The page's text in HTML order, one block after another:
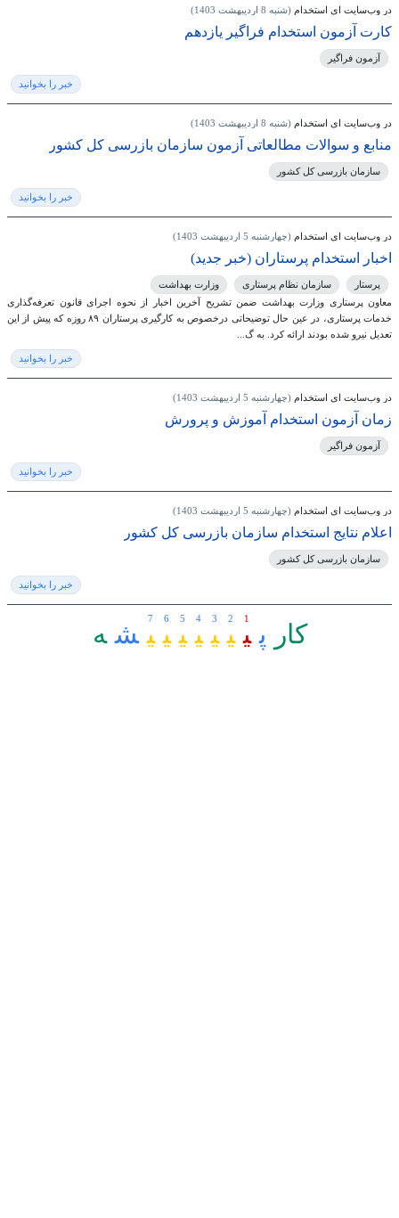
در وب‌سایت ای استخدام (شنبه 8 اردیبهشت 1403)
کارت آزمون استخدام فراگیر یازدهم
آزمون فراگیر
خبر را بخوانید
در وب‌سایت ای استخدام (شنبه 8 اردیبهشت 1403)
منابع و سوالات مطالعاتی آزمون سازمان بازرسی کل کشور
سازمان بازرسی کل کشور
خبر را بخوانید
در وب‌سایت ای استخدام (چهارشنبه 5 اردیبهشت 1403)
اخبار استخدام پرستاران (خبر جدید)
پرستار سازمان نظام پرستاری
وزارت بهداشت
معاون پرستاری وزارت بهداشت ضمن تشریح آخرین اخبار از نحوه اجرای قانون تعرفه‌گذاری
خدمات پرستاری، در عین حال توضیحاتی درخصوص به کارگیری پرستاران ۸۹ روزه که پیش از این
تعدیل نیرو شده بودند ارائه کرد. به گ...
خبر را بخوانید
در وب‌سایت ای استخدام (چهارشنبه 5 اردیبهشت 1403)
زمان آزمون استخدام آموزش و پرورش
آزمون فراگیر
خبر را بخوانید
در وب‌سایت ای استخدام (چهارشنبه 5 اردیبهشت 1403)
اعلام نتایج استخدام سازمان بازرسی کل کشور
سازمان بازرسی کل کشور
خبر را بخوانید
کار ﭘ
1
ﯿ
2
ﯿ
3
ﯿ
4
ﯿ
5
ﯿ
6
ﯿ
7
ﯿ ﺸ ﻪ